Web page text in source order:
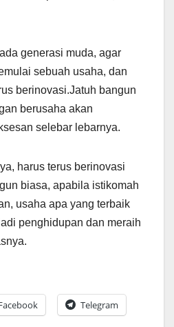
generasi muda, agar
sebuah usaha, dan
berinovasi.Jatuh bangun
berusaha akan
selebar lebarnya.
harus terus berinovasi
biasa, apabila istikomah
usaha apa yang terbaik
penghidupan dan meraih
Telegram